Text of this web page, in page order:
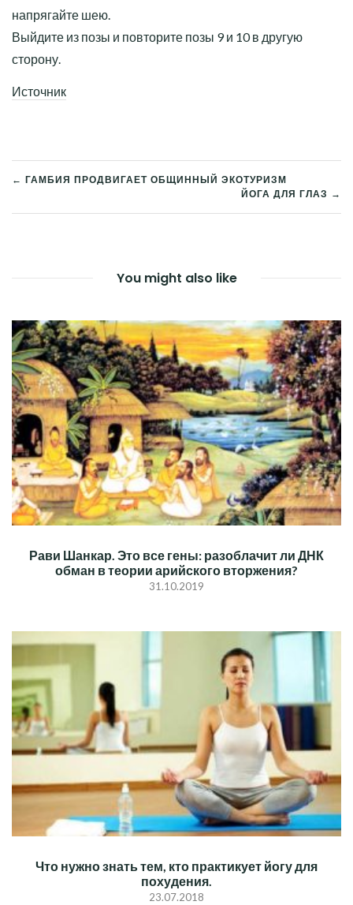
напрягайте шею.
Выйдите из позы и повторите позы 9 и 10 в другую
сторону.
Источник
НАВИГАЦИЯ
ЗАПИСЯМ
← ГАМБИЯ ПРОДВИГАЕТ ОБЩИННЫЙ ЭКОТУРИЗМ
ЙОГА ДЛЯ ГЛАЗ →
You might also like
Рави Шанкар. Это все гены: разоблачит ли ДНК
обман в теории арийского вторжения?
31.10.2019
Что нужно знать тем, кто практикует йогу для
похудения.
23.07.2018